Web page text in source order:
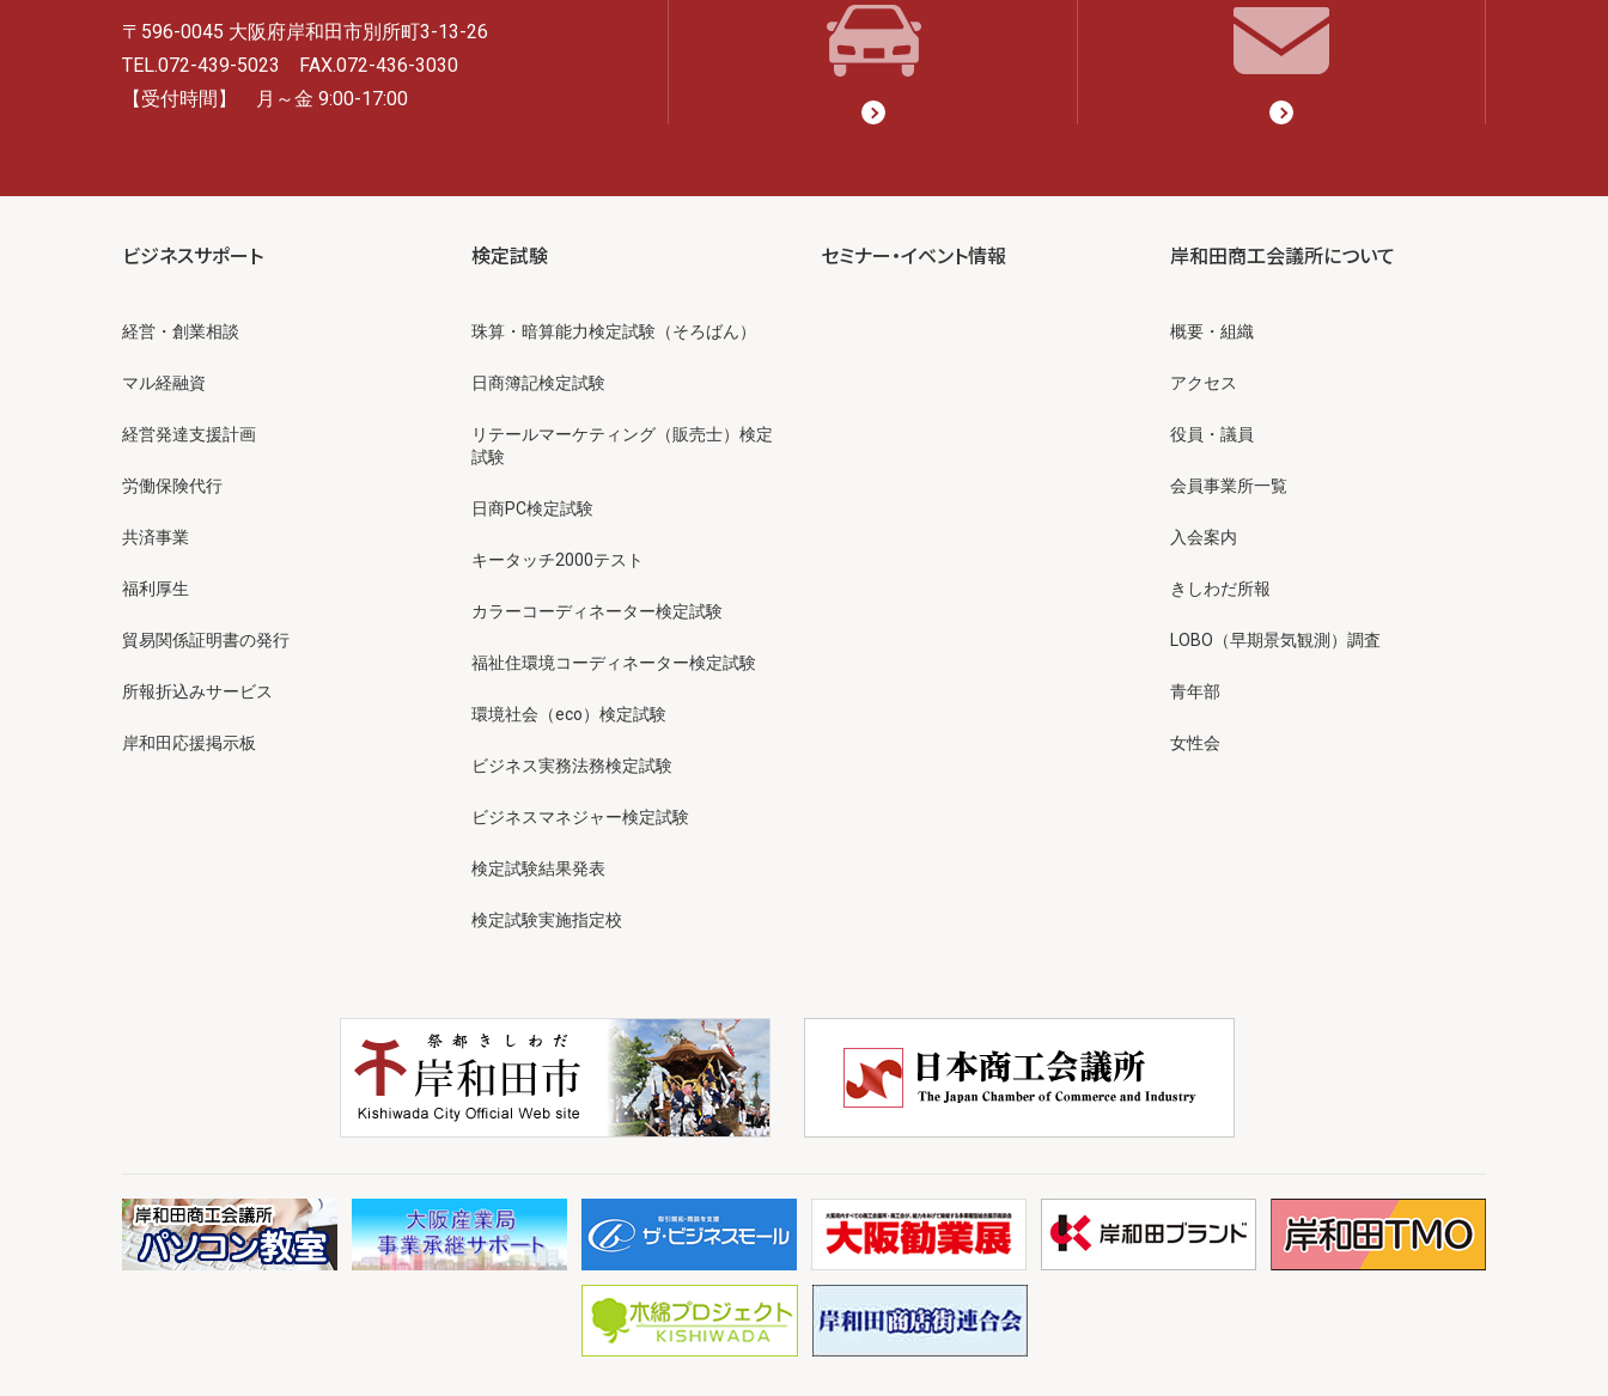
〒596-0045 大阪府岸和田市別所町3-13-26
TEL.072-439-5023 FAX.072-436-3030
【受付時間】 月～金 9:00-17:00
ビジネスサポート
経営・創業相談
マル経融資
経営発達支援計画
労働保険代行
共済事業
福利厚生
貿易関係証明書の発行
所報折込みサービス
岸和田応援掲示板
検定試験
珠算・暗算能力検定試験（そろばん）
日商簿記検定試験
リテールマーケティング（販売士）検定
試験
日商PC検定試験
キータッチ2000テスト
カラーコーディネーター検定試験
福祉住環境コーディネーター検定試験
環境社会（eco）検定試験
ビジネス実務法務検定試験
ビジネスマネジャー検定試験
検定試験結果発表
検定試験実施指定校
セミナー・イベント情報 岸和田商工会議所について
概要・組織
アクセス
役員・議員
会員事業所一覧
入会案内
きしわだ所報
LOBO（早期景気観測）調査
青年部
女性会